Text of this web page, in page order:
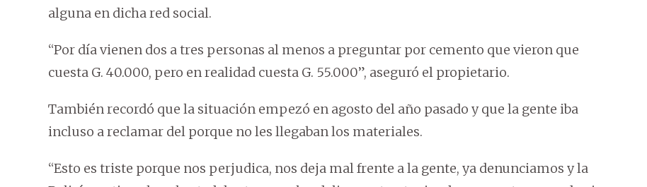
alguna en dicha red social.
“Por día vienen dos a tres personas al menos a preguntar por cemento que vieron que
cuesta G. 40.000, pero en realidad cuesta G. 55.000”, aseguró el propietario.
También recordó que la situación empezó en agosto del año pasado y que la gente iba
incluso a reclamar del porque no les llegaban los materiales.
“Esto es triste porque nos perjudica, nos deja mal frente a la gente, ya denunciamos y la